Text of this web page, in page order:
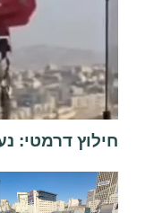
חילוץ דרמטי: